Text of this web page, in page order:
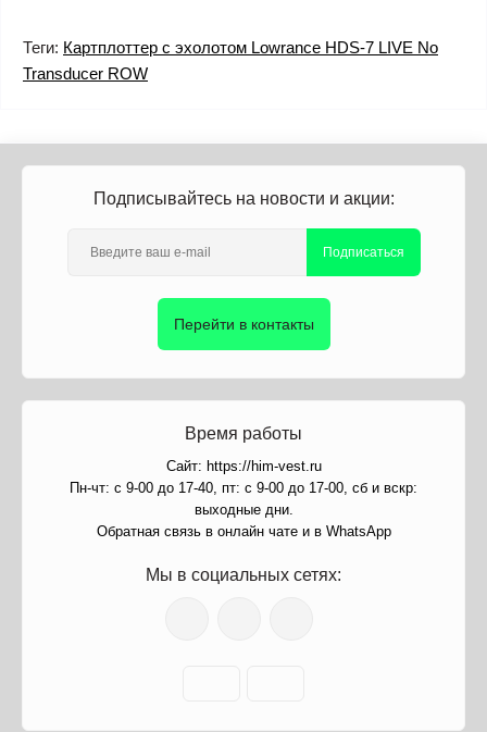
Теги: Картплоттер с эхолотом Lowrance HDS-7 LIVE No
Transducer ROW
Подписывайтесь на новости и акции:
Подписаться
Перейти в контакты
Время работы
Сайт: https://him-vest.ru
Пн-чт: с 9-00 до 17-40, пт: с 9-00 до 17-00, сб и вскр:
выходные дни.
Обратная связь в онлайн чате и в WhatsApp
Мы в социальных сетях: